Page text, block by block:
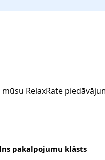
RelaxRate
pakalpojumu klāsts